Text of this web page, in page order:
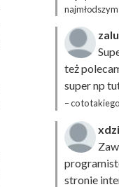
też
super np
– co to
stronie